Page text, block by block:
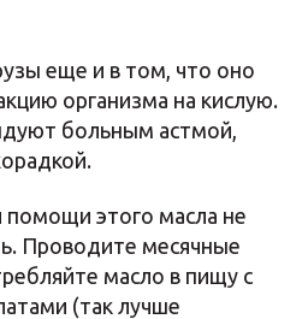
еще и в том, что оно
организма на кислую.
больным астмой,
этого масла не
Проводите месячные
масло в пищу с
(так лучше